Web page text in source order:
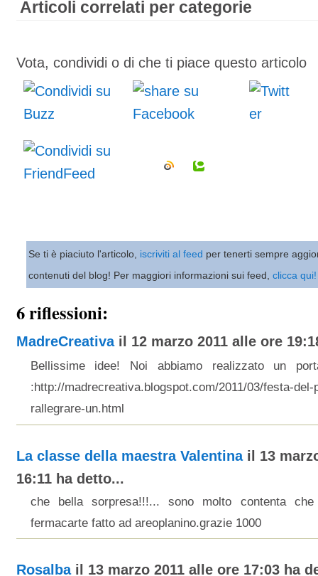
Articoli correlati per categorie
Vota, condividi o di che ti piace questo articolo
Se ti è piaciuto l'articolo, iscriviti al feed per tenerti sempre
contenuti del blog! Per maggiori informazioni sui feed, clicca qui!
6 riflessioni:
MadreCreativail 12 marzo 2011 alle ore
Bellissime idee! Noi abbiamo realizzato un
:http://madrecreativa.blogspot.com/2011/03/festa-del-
rallegrare-un.html
La classe della maestra Valentinail 13
16:11 ha detto...
che bella sorpresa!!!... sono molto contenta
fermacarte fatto ad areoplanino.grazie 1000
Rosalbail 13 marzo 2011 alle ore 17:03 ha